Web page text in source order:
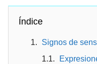
Índice
Signos de